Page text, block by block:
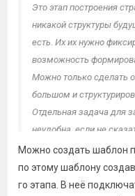
Это этап построения
никакой структуры
есть. Их их нужно
возможность
Можно только сделать
большом и
Отдельная задача для
неудобна, если не
Можно создать шаблон
по этому шаблону
го этапа. В неё